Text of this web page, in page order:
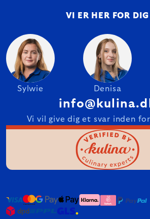
VI ER HER FOR DIG
Sylwie Denisa
Vi vil give dig et svar inden